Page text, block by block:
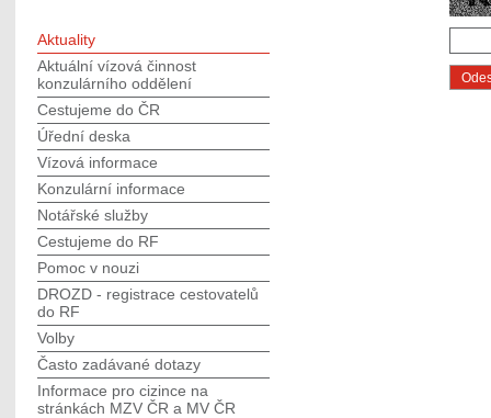
Aktuality
Aktuální vízová činnost
konzulárního oddělení
Cestujeme do ČR
Úřední deska
Vízová informace
Konzulární informace
Notářské služby
Cestujeme do RF
Pomoc v nouzi
DROZD - registrace cestovatelů
do RF
Volby
Často zadávané dotazy
Informace pro cizince na
stránkách MZV ČR а MV ČR